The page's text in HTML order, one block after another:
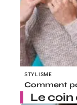
STYLISME
Comment
Le coin